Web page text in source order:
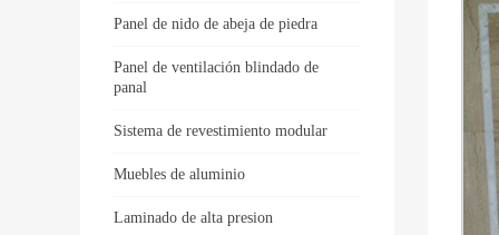
Panel de nido de abeja de piedra
Panel de ventilación blindado de
panal
Sistema de revestimiento modular
Muebles de aluminio
Laminado de alta presion